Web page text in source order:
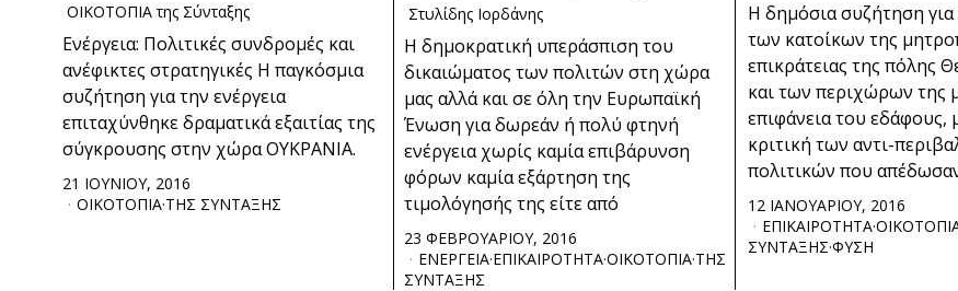
ΟΙΚΟΤΟΠΙΑ της Σύνταξης
Ενέργεια: Πολιτικές συνδρομές και
ανέφικτες στρατηγικές Η παγκόσμια
συζήτηση για την ενέργεια
επιταχύνθηκε δραματικά εξαιτίας της
σύγκρουσης στην χώρα ΟΥΚΡΑΝΙΑ.
21 ΙΟΥΝΙΟΥ, 2016
ΟΙΚΟΤΟΠΙΑ·ΤΗΣ ΣΥΝΤΑΞΗΣ
Στυλίδης Ιορδάνης
Η δημοκρατική υπεράσπιση του
δικαιώματος των πολιτών στη χώρα
μας αλλά και σε όλη την Ευρωπαϊκή
Ένωση για δωρεάν ή πολύ φτηνή
ενέργεια χωρίς καμία επιβάρυνση
φόρων καμία εξάρτηση της
τιμολόγησής της είτε από
23 ΦΕΒΡΟΥΑΡΙΟΥ, 2016
ΕΝΕΡΓΕΙΑ·ΕΠΙΚΑΙΡΟΤΗΤΑ·ΟΙΚΟΤΟΠΙΑ·ΤΗΣ
ΣΥΝΤΑΞΗΣ
Η δημόσια συζήτηση
των κατοίκων της
επικράτειας της πόλης
και των περιχώρων της
επιφάνεια του εδάφους,
κριτική των αντι-
πολιτικών που
12 ΙΑΝΟΥΑΡΙΟΥ, 2016
ΕΠΙΚΑΙΡΟΤΗΤΑ·
ΣΥΝΤΑΞΗΣ·ΦΥΣΗ